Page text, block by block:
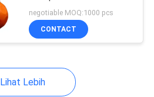
negotiable MOQ:1000 pcs
CONTACT
Lihat Lebih